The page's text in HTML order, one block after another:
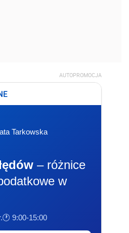
AUTOPROMOCJA
Tarkowska
– różnice
w
🕐 9:00-15:00